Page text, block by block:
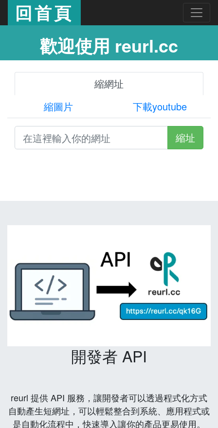
回首頁
歡迎使用 reurl.cc
縮網址
縮圖片
下載youtube
縮址
開發者 API
reurl 提供 API 服務，讓開發者可以透過程式化方式
自動產生短網址，可以輕鬆整合到系統、應用程式或
是自動化流程中，快速導入讓你的產品更易使用。